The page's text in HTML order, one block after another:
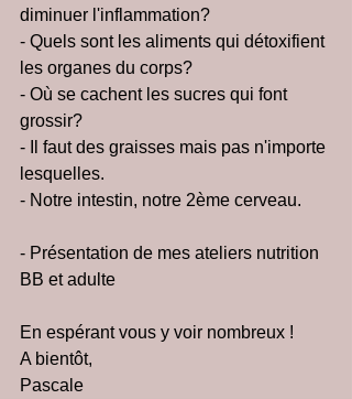
diminuer l'inflammation?
- Quels sont les aliments qui détoxifient
les organes du corps?
- Où se cachent les sucres qui font
grossir?
- Il faut des graisses mais pas n'importe
lesquelles.
- Notre intestin, notre 2ème cerveau.
- Présentation de mes ateliers nutrition
BB et adulte
En espérant vous y voir nombreux !
A bientôt,
Pascale